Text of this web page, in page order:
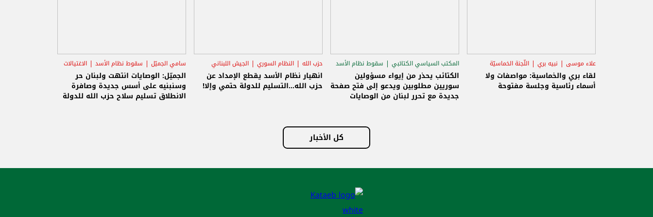
علاء موسى نبيه بري اللّجنة الخماسيّة
لقاء بري والخماسية: مواصفات ولا
أسماء رئاسية وجلسة مفتوحة
المكتب السياسي الكتائبي
سقوط نظام الأسد
الاستحقاق الرئاسي
الكتائب يحذر من إيواء مسؤولين
سوريين مطلوبين ويدعو إلى فتح صفحة
جديدة مع تحرر لبنان من الوصايات
حزب الله النظام السوري الجيش اللبناني
انهيار نظام الأسد يقطع الإمداد عن
حزب الله...التسليم للدولة حتمي وإلا!
سامي الجميّل سقوط نظام الأسد الاغتيالات
الجميّل: الوصايات انتهت ولبنان حر
وسنبنيه على أسس جديدة وصافرة
الانطلاق تسليم سلاح حزب الله للدولة
كل الأخبار